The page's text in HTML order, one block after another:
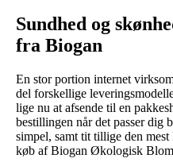
Sundhed og
fra Biogan
En stor portion internet
del forskellige
lige nu at afsende til en
bestillingen når det passer dig
simpel, samt tit tillige den
køb af Biogan Økologisk